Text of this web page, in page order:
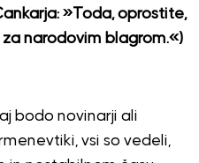
»Toda, oprostite,
narodovim blagrom.«)
bodo novinarji ali
vsi so vedeli,